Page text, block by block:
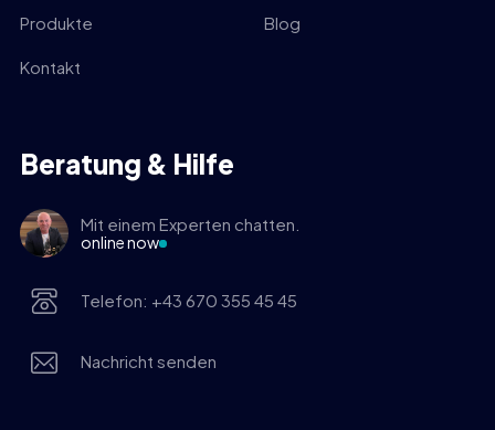
Produkte Blog
Kontakt
Beratung & Hilfe
Mit einem Experten chatten.
online now
Telefon: +43 670 355 45 45
Nachricht senden